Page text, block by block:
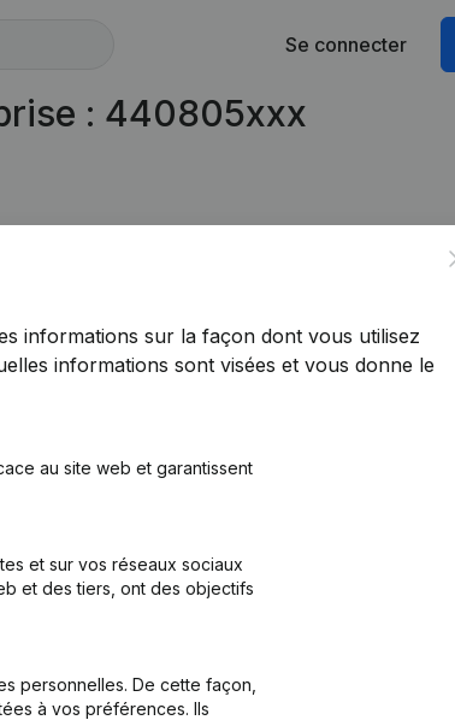
Se connecter
: 440805xxx
informations sur la façon dont vous utilisez
informations sont visées et vous donne le
au site web et garantissent
et sur vos réseaux sociaux
et des tiers, ont des objectifs
personnelles. De cette façon,
à vos préférences. Ils